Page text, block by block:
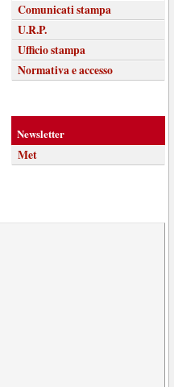
Comunicati stampa
U.R.P.
Ufficio stampa
Normativa e accesso
Newsletter
Met